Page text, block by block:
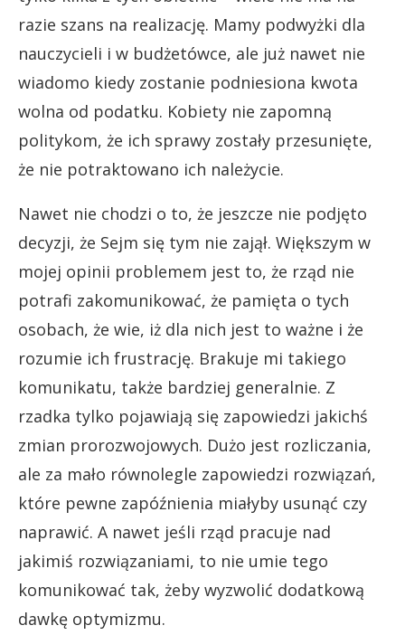
razie szans na realizację. Mamy podwyżki dla
nauczycieli i w budżetówce, ale już nawet nie
wiadomo kiedy zostanie podniesiona kwota
wolna od podatku. Kobiety nie zapomną
politykom, że ich sprawy zostały przesunięte,
że nie potraktowano ich należycie.
Nawet nie chodzi o to, że jeszcze nie podjęto
decyzji, że Sejm się tym nie zajął. Większym w
mojej opinii problemem jest to, że rząd nie
potrafi zakomunikować, że pamięta o tych
osobach, że wie, iż dla nich jest to ważne i że
rozumie ich frustrację. Brakuje mi takiego
komunikatu, także bardziej generalnie. Z
rzadka tylko pojawiają się zapowiedzi jakichś
zmian prorozwojowych. Dużo jest rozliczania,
ale za mało równolegle zapowiedzi rozwiązań,
które pewne zapóźnienia miałyby usunąć czy
naprawić. A nawet jeśli rząd pracuje nad
jakimiś rozwiązaniami, to nie umie tego
komunikować tak, żeby wyzwolić dodatkową
dawkę optymizmu.